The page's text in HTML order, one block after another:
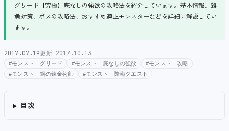
グリード【究極】底なしの強欲の攻略法を紹介しています。基本情報、雑
魚対策、ボスの攻略法、おすすめ適正モンスターなどを詳細に解説してい
ます。
2017.07.19更新 2017.10.13
#モンスト グリード #モンスト 底なしの強欲
#モンスト 攻略
#モンスト 鋼の錬金術師
#モンスト 降臨クエスト
目次